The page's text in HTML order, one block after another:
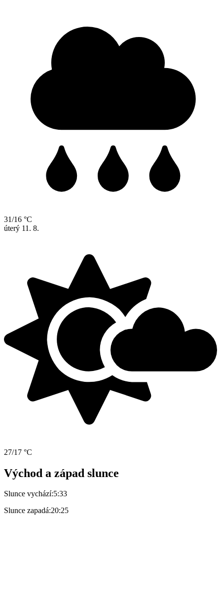
31/16 °C
úterý 11. 8.
27/17 °C
Východ a západ slunce
Slunce vychází:5:33
Slunce zapadá:20:25